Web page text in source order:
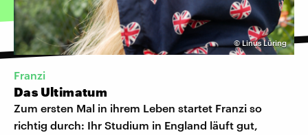
©Linus Lüring
Franzi
Das Ultimatum
Zum ersten Mal in ihrem Leben startet Franzi so
richtig durch: Ihr Studium in England läuft gut,